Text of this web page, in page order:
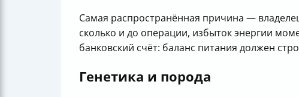
Самая распространённая причина —
сколько и до операции, избыток энергии
банковский счёт: баланс питания должен
Генетика и порода